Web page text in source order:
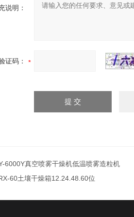
说明：
证码：
6000Y真空喷雾干燥机低温喷雾造粒机
60土壤干燥箱12.24.48.60位